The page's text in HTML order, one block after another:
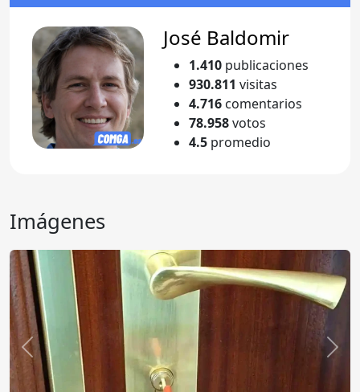
José Baldomir
1.410 publicaciones
930.811 visitas
4.716 comentarios
78.958votos
4.5 promedio
Imágenes
Anterior